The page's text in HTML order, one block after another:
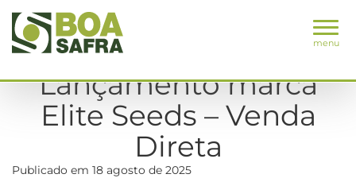
menu
Lançamento marca
Elite Seeds – Venda
Direta
Publicado em 18 agosto de 2025